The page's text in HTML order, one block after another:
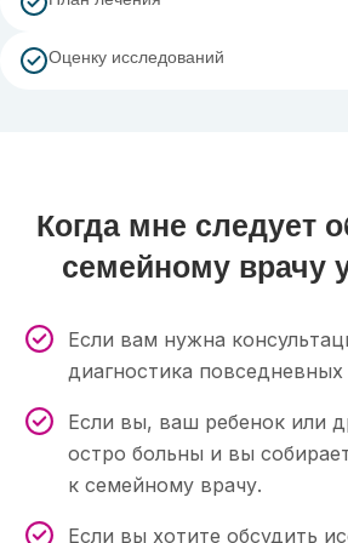
Оценку исследований
Когда мне следует
семейному врачу
Если вам нужна
диагностика повседневных
Если вы, ваш ребенок или
остро больны и вы
к семейному врачу.
Если вы хотите обсудить